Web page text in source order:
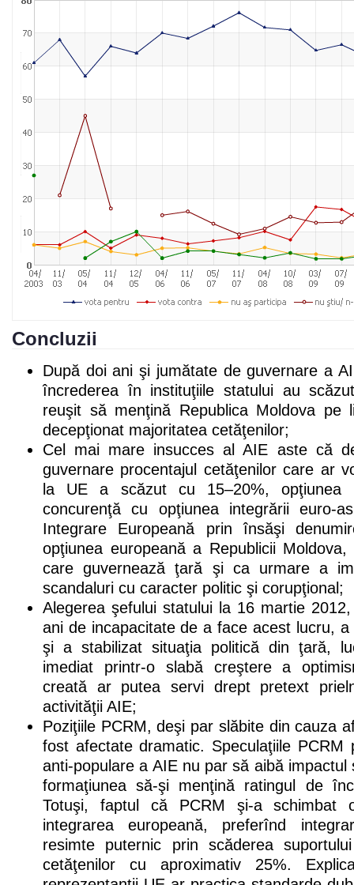
Concluzii
După doi ani şi jumătate de guvernare a
încrederea în instituţiile statului au
reuşit să menţină Republica Moldova pe
decepţionat majoritatea cetăţenilor;
Cel mai mare insucces al AIE aste că
guvernare procentajul cetăţenilor care ar
la UE a scăzut cu 15–20%, opţiunea
concurenţă cu opţiunea integrării euro-
Integrare Europeană prin însăşi
opţiunea europeană a Republicii
care guvernează ţară şi ca urmare a
scandaluri cu caracter politic şi corupţional;
Alegerea şefului statului la 16 martie
ani de incapacitate de a face acest lucru,
şi a stabilizat situaţia politică din ţară,
imediat printr-o slabă creştere a
creată ar putea servi drept pretext
activităţii AIE;
Poziţiile PCRM, deşi par slăbite din cauza
fost afectate dramatic. Speculaţiile PCRM
anti-populare a AIE nu par să aibă
formaţiunea să-şi menţină ratingul de
Totuşi, faptul că PCRM şi-a schimbat
integrarea europeană, preferînd
resimte puternic prin scăderea
cetăţenilor cu aproximativ 25%.